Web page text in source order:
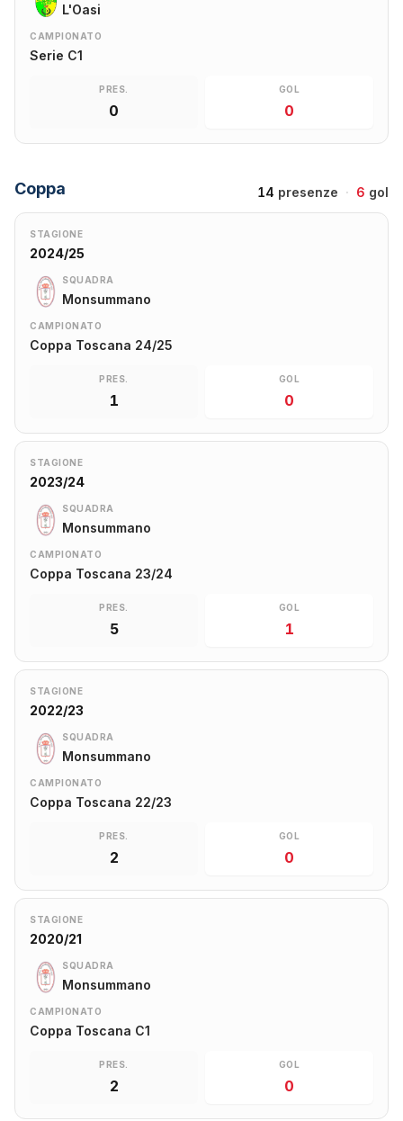
L'Oasi
CAMPIONATO
Serie C1
PRES.
0
GOL
0
Coppa 14 presenze · 6 gol
STAGIONE
2024/25
SQUADRA
Monsummano
CAMPIONATO
Coppa Toscana 24/25
PRES.
1
GOL
0
STAGIONE
2023/24
SQUADRA
Monsummano
CAMPIONATO
Coppa Toscana 23/24
PRES.
5
GOL
1
STAGIONE
2022/23
SQUADRA
Monsummano
CAMPIONATO
Coppa Toscana 22/23
PRES.
2
GOL
0
STAGIONE
2020/21
SQUADRA
Monsummano
CAMPIONATO
Coppa Toscana C1
PRES.
2
GOL
0